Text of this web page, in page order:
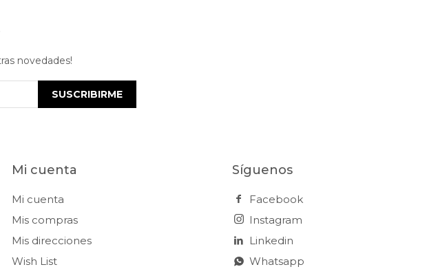
Mi cuenta
Mi cuenta
Mis compras
Mis direcciones
Wish List
Síguenos
Facebook
Instagram
Linkedin
Whatsapp
novedades!
SUSCRIBIRME